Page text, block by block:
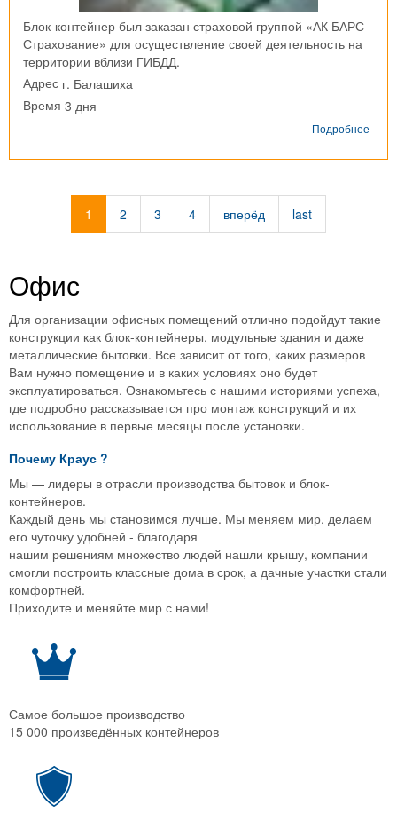
Блок-контейнер был заказан страховой группой «АК БАРС
Страхование» для осуществление своей деятельность на
территории вблизи ГИБДД.
Адрес г. Балашиха
Время 3 дня
Подробнее
1 2 3 4 вперёд last
Офис
Для организации офисных помещений отлично подойдут такие
конструкции как блок-контейнеры, модульные здания и даже
металлические бытовки. Все зависит от того, каких размеров
Вам нужно помещение и в каких условиях оно будет
эксплуатироваться. Ознакомьтесь с нашими историями успеха,
где подробно рассказывается про монтаж конструкций и их
использование в первые месяцы после установки.
Почему Краус ?
Мы — лидеры в отрасли производства бытовок и блок-
контейнеров.
Каждый день мы становимся лучше. Мы меняем мир, делаем
его чуточку удобней - благодаря
нашим решениям множество людей нашли крышу, компании
смогли построить классные дома в срок, а дачные участки стали
комфортней.
Приходите и меняйте мир с нами!
Самое большое производство
15 000 произведённых контейнеров